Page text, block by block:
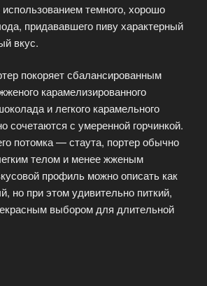
темного, хорошо
придававшего пиву характерный
вкус.
покоряет сбалансированным
карамелизированного
и легкого карамельного
сочетаются с умеренной горчинкой.
потомка — стаута, портер обычно
телом и менее жженым
профиль можно описать как
но при этом удивительно питкий,
выбором для длительной